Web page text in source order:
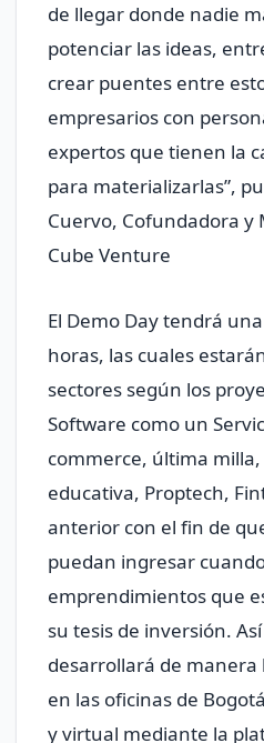
de llegar donde nadie
potenciar las ideas,
crear puentes entre
empresarios con
expertos que tienen la
para materializarlas”,
Cuervo, Cofundadora y
Cube Venture
El Demo Day tendrá
horas, las cuales
sectores según los
Software como un
commerce, última
educativa, Proptech,
anterior con el fin de
puedan ingresar
emprendimientos que
su tesis de inversión.
desarrollará de manera
en las oficinas de
y virtual mediante la